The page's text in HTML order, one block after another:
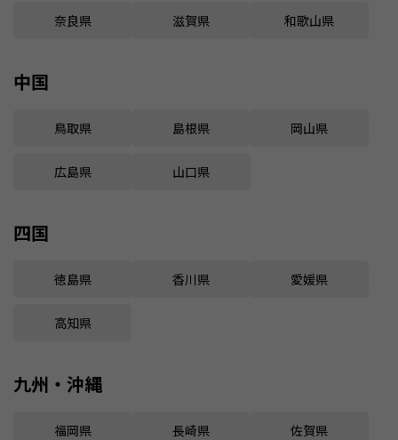
奈良県 滋賀県 和歌山県
中国
鳥取県 島根県 岡山県
広島県 山口県
四国
徳島県 香川県 愛媛県
高知県
九州・沖縄
福岡県 長崎県 佐賀県